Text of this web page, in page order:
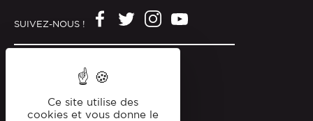
SUIVEZ-NOUS !
Politique de confidentialité
Ce site utilise des
cookies et vous donne le